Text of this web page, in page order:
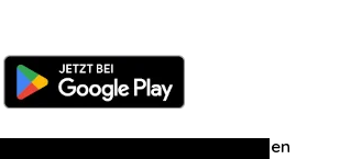
Zuschriften/Erfahrungen